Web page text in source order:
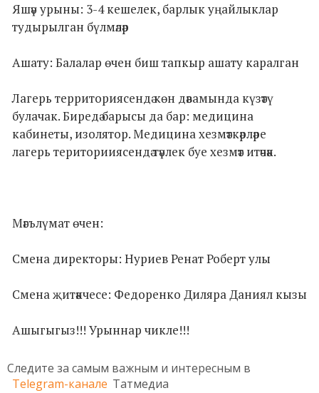
Яшәү урыны: 3-4 кешелек, барлык уңайлыклар
тудырылган бүлмәләр
Ашату: Балалар өчен биш тапкыр ашату каралган
Лагерь территориясендә көн дәвамында күзәтү
булачак. Биредә барысы да бар: медицина
кабинеты, изолятор. Медицина хезмәткәрләре
лагерь територииясендә тәүлек буе хезмәт итәчәк.
Мәгълүмат өчен:
Смена директоры: Нуриев Ренат Роберт улы
Смена җитәкчесе: Федоренко Диляра Даниял кызы
Ашыгыгыз!!! Урыннар чикле!!!
Следите за самым важным и интересным в
Telegram-канале Татмедиа